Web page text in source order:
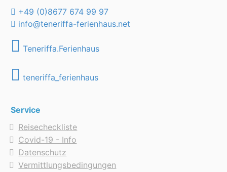
+49 (0)8677 674 99 97
info@teneriffa-ferienhaus.net
Teneriffa.Ferienhaus
teneriffa_ferienhaus
Service
Reisecheckliste
Covid-19 - Info
Datenschutz
Vermittlungsbedingungen